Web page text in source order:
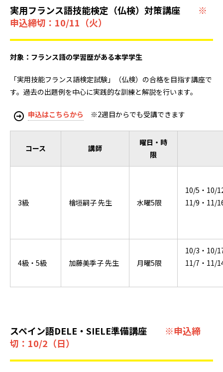
実用フランス語技能検定（仏検）対策講座 ※
申込締切：10/11（火）
対象：フランス語の学習歴がある本学学生
「実用技能フランス語検定試験」（仏検）の合格を目指す講座で
す。過去の出題例を中心に実践的な訓練と解説を行います。
申込はこちらから ※2週目からでも受講できます
コース 講師
曜日・時
限
3級 檜垣嗣子 先生 水曜5限
10/5・10/
11/9・11/
4級・5級 加藤美季子 先生 月曜5限
10/3・10/
11/7・11/
スペイン語DELE・SIELE準備講座
※申込締
切：10/2（日）